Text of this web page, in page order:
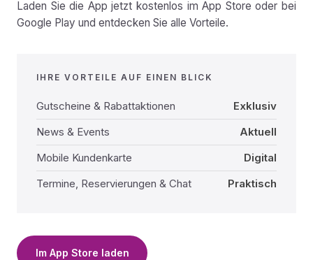
Laden Sie die App jetzt kostenlos im App Store oder bei
Google Play und entdecken Sie alle Vorteile.
IHRE VORTEILE AUF EINEN BLICK
Gutscheine & Rabattaktionen
Exklusiv
News & Events
Aktuell
Mobile Kundenkarte
Digital
Termine, Reservierungen & Chat
Praktisch
Im App Store laden